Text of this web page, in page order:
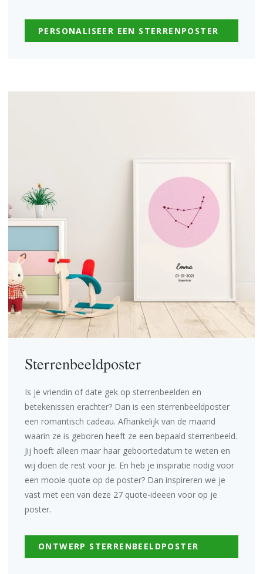
PERSONALISEER EEN STERRENPOSTER
Sterrenbeeldposter
Is je vriendin of date gek op sterrenbeelden en
betekenissen erachter? Dan is een sterrenbeeldposter
een romantisch cadeau. Afhankelijk van de maand
waarin ze is geboren heeft ze een bepaald sterrenbeeld.
Jij hoeft alleen maar haar geboortedatum te weten en
wij doen de rest voor je. En heb je inspiratie nodig voor
een mooie quote op de poster? Dan inspireren we je
vast met een van deze 27 quote-ideeen voor op je
poster.
ONTWERP STERRENBEELDPOSTER